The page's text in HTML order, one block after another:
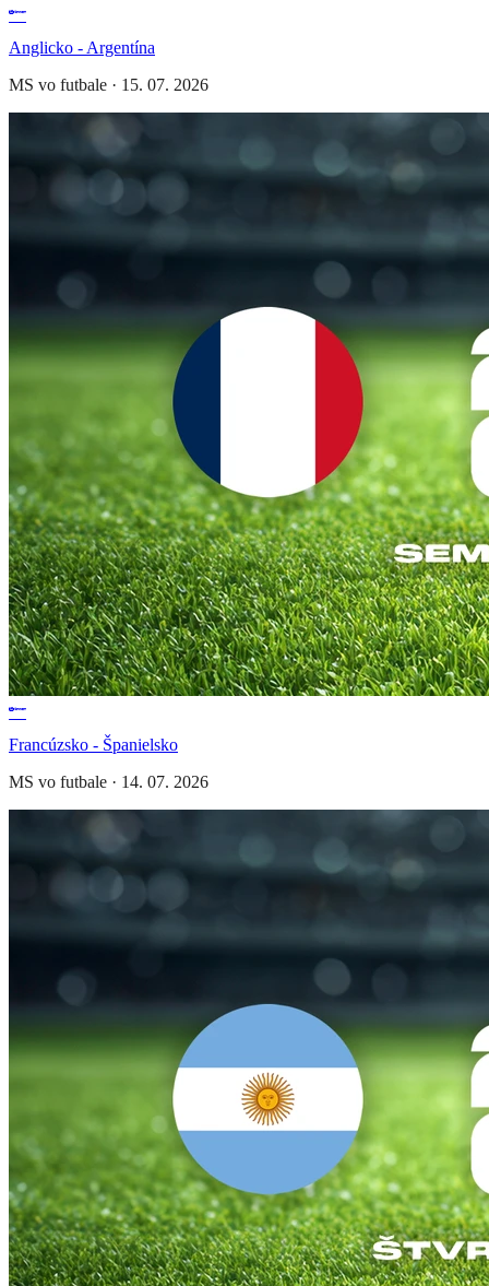
Anglicko - Argentína
MS vo futbale · 15. 07. 2026
Francúzsko - Španielsko
MS vo futbale · 14. 07. 2026